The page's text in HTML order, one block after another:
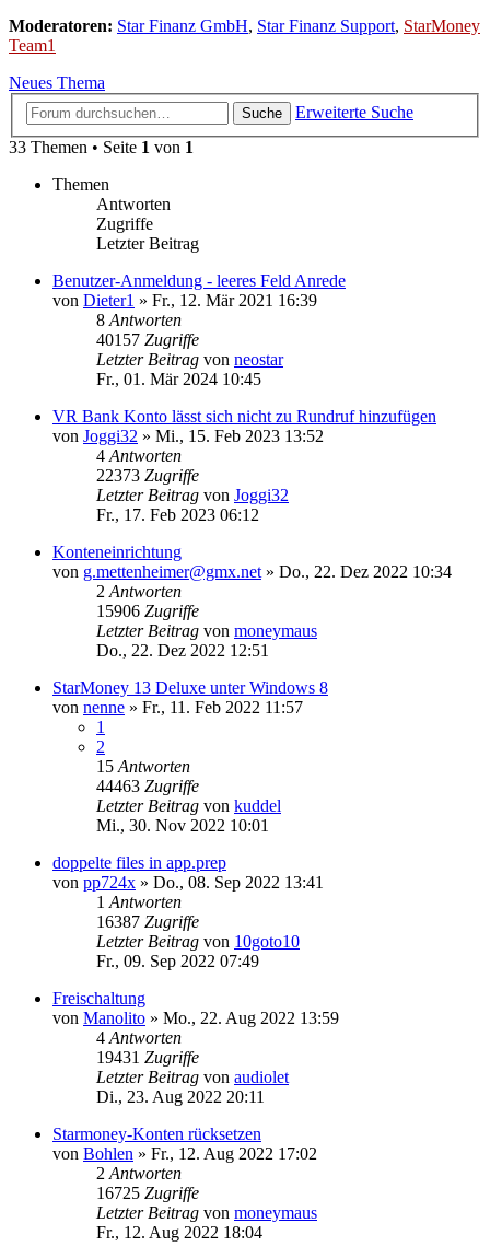
Moderatoren: Star Finanz GmbH, Star Finanz Support, StarMoney
Team1
Neues Thema
Suche
Erweiterte Suche
33 Themen • Seite 1 von 1
Themen
Antworten
Zugriffe
Letzter Beitrag
Benutzer-Anmeldung - leeres Feld Anrede
von Dieter1 » Fr., 12. Mär 2021 16:39
8 Antworten
40157 Zugriffe
Letzter Beitrag von neostar
Fr., 01. Mär 2024 10:45
VR Bank Konto lässt sich nicht zu Rundruf hinzufügen
von Joggi32 » Mi., 15. Feb 2023 13:52
4 Antworten
22373 Zugriffe
Letzter Beitrag von Joggi32
Fr., 17. Feb 2023 06:12
Konteneinrichtung
von g.mettenheimer@gmx.net » Do., 22. Dez 2022 10:34
2 Antworten
15906 Zugriffe
Letzter Beitrag von moneymaus
Do., 22. Dez 2022 12:51
StarMoney 13 Deluxe unter Windows 8
von nenne » Fr., 11. Feb 2022 11:57
1
2
15 Antworten
44463 Zugriffe
Letzter Beitrag von kuddel
Mi., 30. Nov 2022 10:01
doppelte files in app.prep
von pp724x » Do., 08. Sep 2022 13:41
1 Antworten
16387 Zugriffe
Letzter Beitrag von 10goto10
Fr., 09. Sep 2022 07:49
Freischaltung
von Manolito » Mo., 22. Aug 2022 13:59
4 Antworten
19431 Zugriffe
Letzter Beitrag von audiolet
Di., 23. Aug 2022 20:11
Starmoney-Konten rücksetzen
von Bohlen » Fr., 12. Aug 2022 17:02
2 Antworten
16725 Zugriffe
Letzter Beitrag von moneymaus
Fr., 12. Aug 2022 18:04